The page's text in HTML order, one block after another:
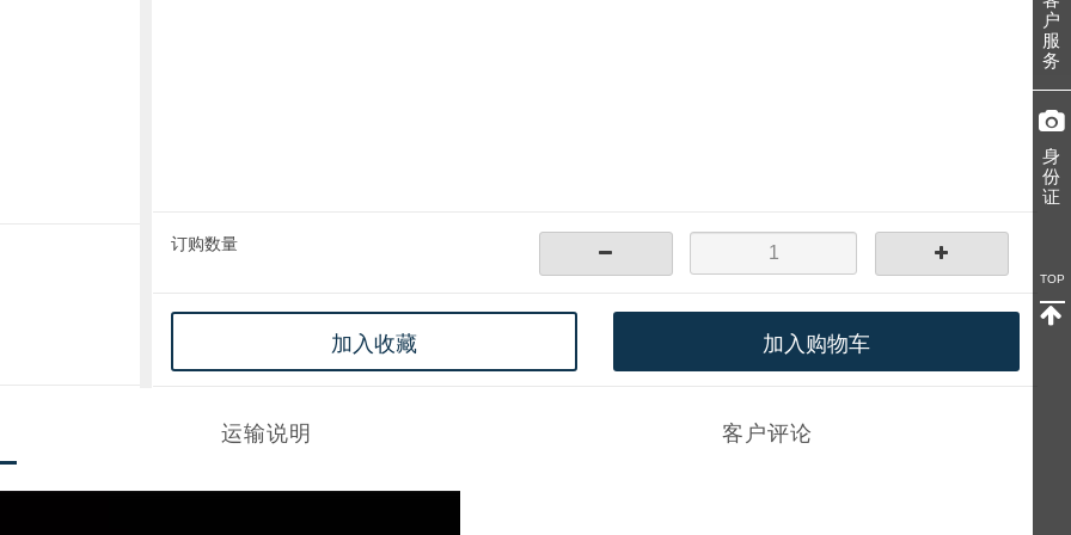
户
服
务
身
份
证
TOP
订购数量
加入收藏 加入购物车
运输说明 客户评论